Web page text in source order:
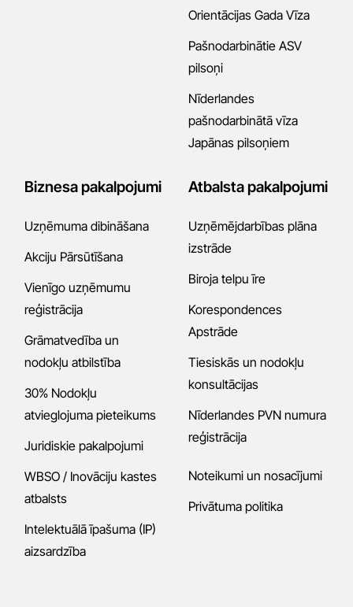
Orientācijas Gada Vīza
Pašnodarbinātie ASV
pilsoņi
Nīderlandes
pašnodarbinātā vīza
Japānas pilsoņiem
Biznesa pakalpojumi
Uzņēmuma dibināšana
Akciju Pārsūtīšana
Vienīgo uzņēmumu
reģistrācija
Grāmatvedība un
nodokļu atbilstība
30% Nodokļu
atvieglojuma pieteikums
Juridiskie pakalpojumi
WBSO / Inovāciju kastes
atbalsts
Intelektuālā īpašuma (IP)
aizsardzība
Atbalsta pakalpojumi
Uzņēmējdarbības plāna
izstrāde
Biroja telpu īre
Korespondences
Apstrāde
Tiesiskās un nodokļu
konsultācijas
Nīderlandes PVN numura
reģistrācija
Noteikumi un nosacījumi
Privātuma politika